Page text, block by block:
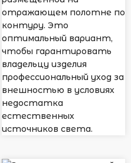
отражающем полотне по
контуру. Это
оптимальный вариант,
чтобы гарантировать
владельцу изделия
профессиональный уход за
внешностью в условиях
недостатка
естественных
источников света.